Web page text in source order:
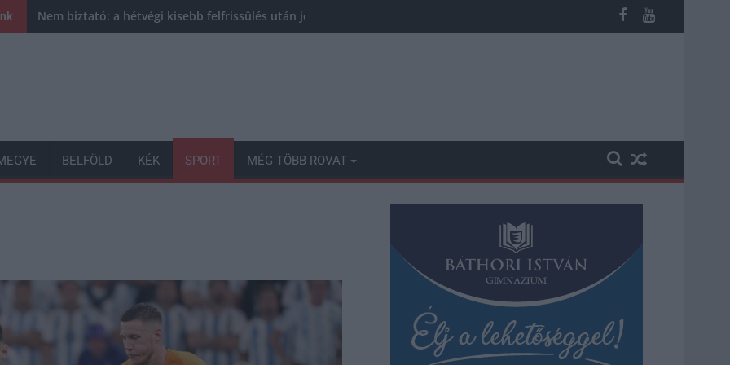
Nem biztató: a hétvégi kisebb felfrissülés után jövő héten megint visszatér a forróság, újra rekkenő hőség jön, akár 38
BELFÖLD KÉK SPORT MÉG TÖBB ROVAT